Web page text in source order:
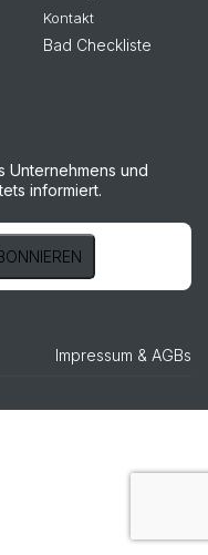
Kontakt
Bad Checkliste
Unternehmens und
informiert.
Impressum & AGBs